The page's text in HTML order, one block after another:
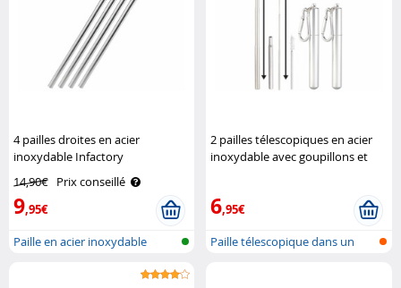
4 pailles droites en acier
inoxydable Infactory
14,90€ Prix conseillé
9,95€
Paille en acier inoxydable
2 pailles télescopiques en acier
inoxydable avec goupillons et
6,95€
Paille télescopique dans un